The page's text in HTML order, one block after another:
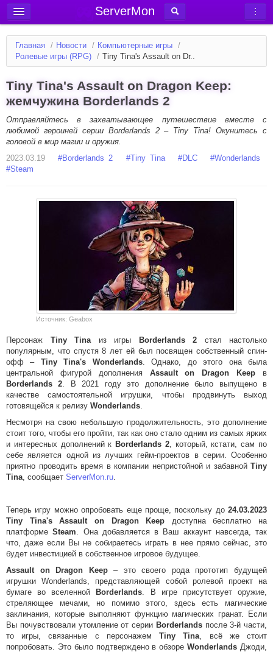
ServerMon
Добавить сервер
Мониторинг серверов
Блог
Форум
Вход в аккаунт
Главная / Новости / Компьютерные игры /
Ролевые игры (RPG) / Tiny Tina's Assault on Dr..
Tiny Tina's Assault on Dragon Keep:
жемчужина Borderlands 2
Отправляйтесь в захватывающее путешествие вместе с
любимой героиней серии Borderlands 2 – Tiny Tina! Окунитесь с
головой в мир магии и оружия.
2023.03.19
#Borderlands 2 #Tiny Tina #DLC #Wonderlands
#Steam
Источник: Geabox
Персонаж Tiny Tinaиз игры Borderlands 2 стал настолько
популярным, что спустя 8 лет ей был посвящен собственный спин-
офф – Tiny Tina's Wonderlands. Однако, до этого она была
центральной фигурой дополнения Assault on Dragon Keep в
Borderlands 2. В 2021 году это дополнение было выпущено в
качестве самостоятельной игрушки, чтобы продвинуть выход
готовящейся к релизу Wonderlands.
Несмотря на свою небольшую продолжительность, это дополнение
стоит того, чтобы его пройти, так как оно стало одним из самых ярких
и интересных дополнений к Borderlands 2, который, кстати, сам по
себе является одной из лучших гейм-проектов в серии. Особенно
приятно проводить время в компании непристойной и забавной Tiny
Tina, сообщает ServerMon.ru.
Теперь игру можно опробовать еще проще, поскольку до 24.03.2023
Tiny Tina's Assault on Dragon Keep доступна бесплатно на
платформеSteam. Она добавляется в Ваш аккаунт навсегда, так
что, даже если Вы не собираетесь играть в нее прямо сейчас, это
будет инвестицией в собственное игровое будущее.
Assault on Dragon Keep– это своего рода прототип будущей
игрушки Wonderlands, представляющей собой ролевой проект на
бумаге во вселенной
Borderlands. В игре присутствует оружие,
стреляющее мечами, но помимо этого, здесь есть магические
заклинания, которые выполняют функцию магических гранат. Если
Вы почувствовали утомление от серии Borderlandsпосле 3-й части,
то игры, связанные с персонажемTiny Tina, всё же стоит
попробовать. Это было подтверждено в обзореWonderlands Джоди,